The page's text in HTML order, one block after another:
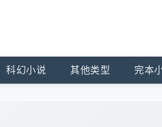
科幻小说 其他类型 完本